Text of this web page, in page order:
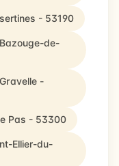
- 53190
de-
-
Pas - 53300
Ellier-du-